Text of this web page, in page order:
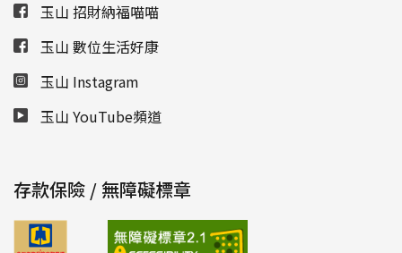
玉山 招財納福喵喵
玉山 數位生活好康
玉山 Instagram
玉山 YouTube頻道
存款保險 / 無障礙標章